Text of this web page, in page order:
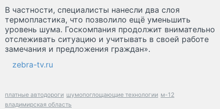
В частности, специалисты нанесли два слоя
термопластика, что позволило ещё уменьшить
уровень шума. Госкомпания продолжит внимательно
отслеживать ситуацию и учитывать в своей работе
замечания и предложения граждан».
zebra-tv.ru
платные автодороги шумопоглощающие технологии м-12
владимирская область